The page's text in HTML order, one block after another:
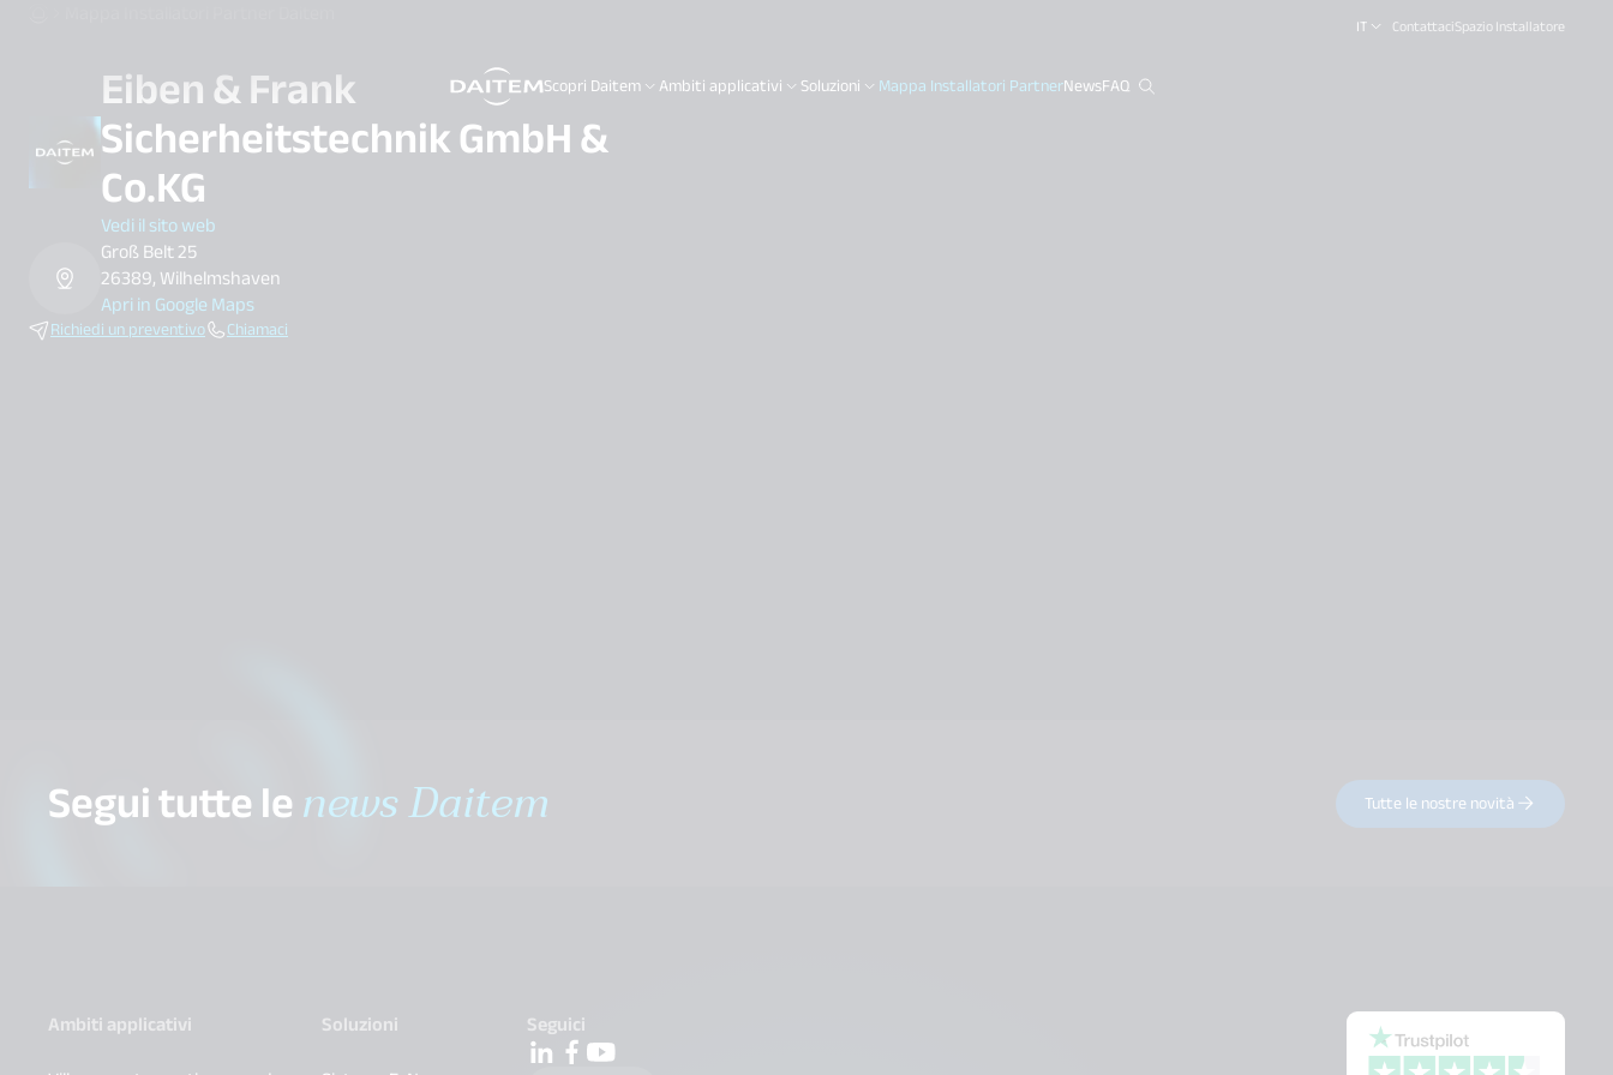
IT ContattaciSpazio Installatore
Scopri Daitem Ambiti applicativi Soluzioni Mappa Installatori PartnerNewsFAQ
search.label
Eiben & Frank
Sicherheitstechnik GmbH &
Co.KG
Vedi il sito web
Groß Belt 25
26389, Wilhelmshaven
Apri in Google Maps
Richiedi un preventivo Chiamaci
Segui tutte lenews Daitem Tutte le nostre novità
Ambiti applicativi
Soluzioni
Seguici